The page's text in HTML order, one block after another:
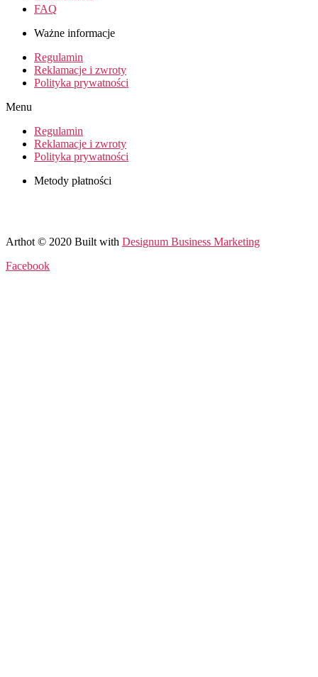
FAQ
Ważne informacje
Regulamin
Reklamacje i zwroty
Polityka prywatności
Menu
Regulamin
Reklamacje i zwroty
Polityka prywatności
Metody płatności
Arthot © 2020 Built with Designum Business Marketing
Facebook